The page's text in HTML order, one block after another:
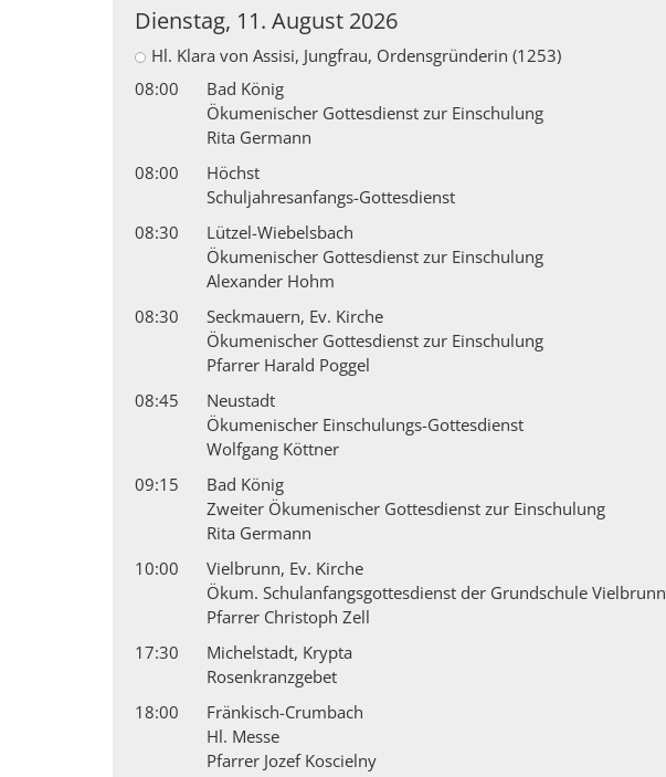
Dienstag, 11. August 2026
Hl. Klara von Assisi, Jungfrau, Ordensgründerin (1253)
08:00
Bad König
Ökumenischer Gottesdienst zur Einschulung
Rita Germann
08:00
Höchst
Schuljahresanfangs-Gottesdienst
08:30
Lützel-Wiebelsbach
Ökumenischer Gottesdienst zur Einschulung
Alexander Hohm
08:30
Seckmauern, Ev. Kirche
Ökumenischer Gottesdienst zur Einschulung
Pfarrer Harald Poggel
08:45
Neustadt
Ökumenischer Einschulungs-Gottesdienst
Wolfgang Köttner
09:15
Bad König
Zweiter Ökumenischer Gottesdienst zur Einschulung
Rita Germann
10:00
Vielbrunn, Ev. Kirche
Ökum. Schulanfangsgottesdienst der Grundschule Vielbrunn
Pfarrer Christoph Zell
17:30
Michelstadt, Krypta
Rosenkranzgebet
18:00
Fränkisch-Crumbach
Hl. Messe
Pfarrer Jozef Koscielny